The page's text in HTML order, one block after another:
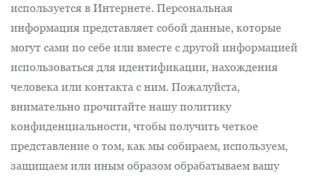
используется в Интернете. Персональная
информация представляет собой данные, которые
могут сами по себе или вместе с другой информацией
использоваться для идентификации, нахождения
человека или контакта с ним. Пожалуйста,
внимательно прочитайте нашу политику
конфиденциальности, чтобы получить четкое
представление о том, как мы собираем, используем,
защищаем или иным образом обрабатываем вашу